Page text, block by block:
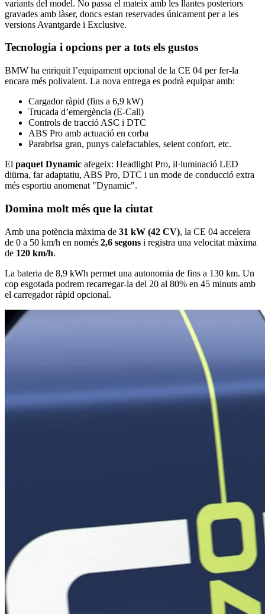
variants del model. No passa el mateix amb les llantes posteriors
gravades amb làser, doncs estan reservades únicament per a les
versions Avantgarde i Exclusive.
Tecnologia i opcions per a tots els gustos
BMW ha enriquit l’equipament opcional de la CE 04 per fer-la
encara més polivalent. La nova entrega es podrà equipar amb:
Cargador ràpid (fins a 6,9 kW)
Trucada d’emergència (E-Call)
Controls de tracció ASC i DTC
ABS Pro amb actuació en corba
Parabrisa gran, punys calefactables, seient confort, etc.
El paquet Dynamic afegeix: Headlight Pro, il·luminació LED
diürna, far adaptatiu, ABS Pro, DTC i un mode de conducció extra
més esportiu anomenat "Dynamic".
Domina molt més que la ciutat
Amb una potència màxima de 31 kW (42 CV), la CE 04 accelera
de 0 a 50 km/h en només 2,6 segons i registra una velocitat màxima
de 120 km/h.
La bateria de 8,9 kWh permet una autonomia de fins a 130 km. Un
cop esgotada podrem recarregar-la del 20 al 80% en 45 minuts amb
el carregador ràpid opcional.